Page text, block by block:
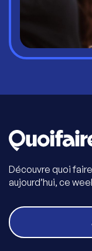
Découvre quoi
aujourd’hui, ce